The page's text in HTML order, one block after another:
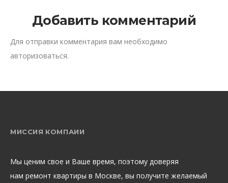
Добавить комментарий
Для отправки комментария вам необходимо
авторизоваться.
МИССИЯ КОМПАИИ
Мы ценим свое и Ваше время, поэтому доверяя
нам ремонт квартиры в Москве, вы получите желаемый